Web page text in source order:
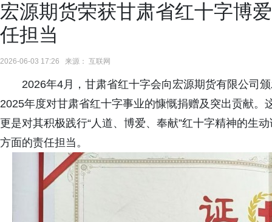
宏源期货荣获甘肃省红十字博
任担当
2026-06-03 17:26 来源： 互联网
2026年4月，甘肃省红十字会向宏源期货有限公司
2025年度对甘肃省红十字事业的慷慨捐赠及突出贡献
更是对其积极践行“人道、博爱、奉献”红十字精神的生
方面的责任担当。